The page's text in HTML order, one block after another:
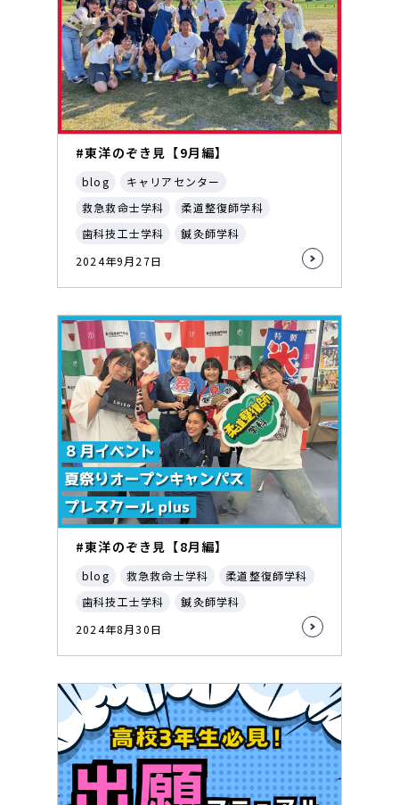
#東洋のぞき見【9月編】
blog
キャリアセンター
救急救命士学科
柔道整復師学科
歯科技工士学科
鍼灸師学科
2024年9月27日
#東洋のぞき見【8月編】
blog 救急救命士学科
柔道整復師学科
歯科技工士学科
鍼灸師学科
2024年8月30日